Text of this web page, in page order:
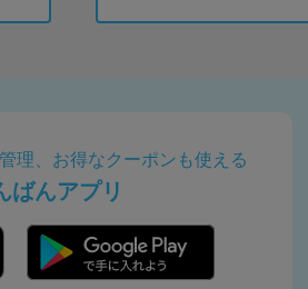
理、お得なクーポンも使える
ばんアプリ